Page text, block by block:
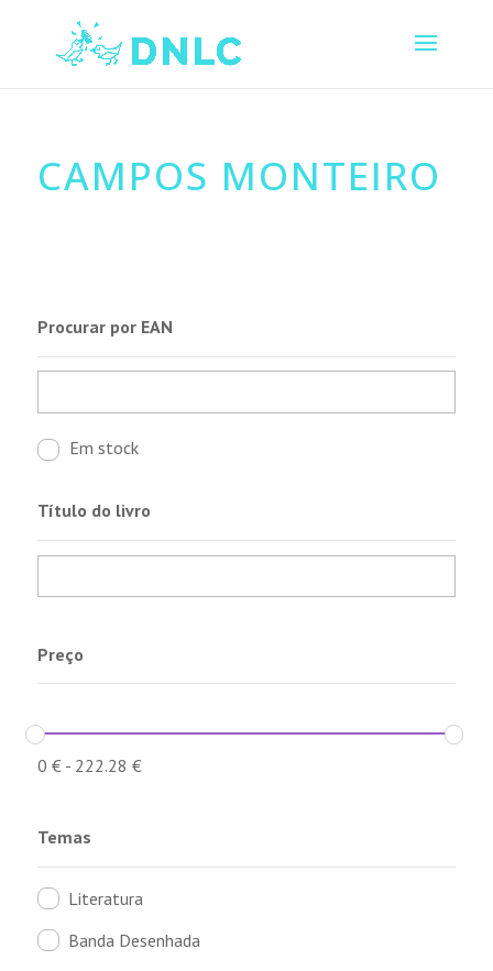
CAMPOS MONTEIRO
Procurar por EAN
Em stock
Título do livro
Preço
0 €- 222.28 €
Temas
Literatura
Banda Desenhada